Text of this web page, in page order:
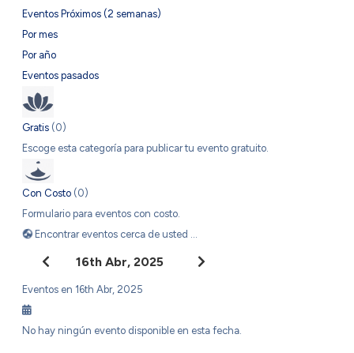
Eventos Próximos (2 semanas)
Por mes
Por año
Eventos pasados
Gratis (0)
Escoge esta categoría para publicar tu evento gratuito.
Con Costo (0)
Formulario para eventos con costo.
Encontrar eventos cerca de usted ...
16th Abr, 2025
Eventos en 16th Abr, 2025
No hay ningún evento disponible en esta fecha.